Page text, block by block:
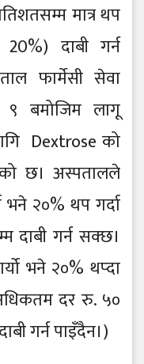
मात्र थप
दाबी गर्न
फार्मेसी सेवा
९ बमोजिम लागू
Dextrose को
छ। अस्पतालले
भने २०% थप गर्दा
दाबी गर्न सक्छ।
भने २०% थप्दा
दर रु. ५०
गर्न पाइँदैन।)